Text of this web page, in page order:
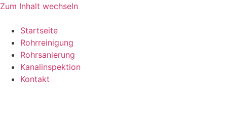
Zum Inhalt wechseln
Startseite
Rohrreinigung
Rohrsanierung
Kanalinspektion
Kontakt